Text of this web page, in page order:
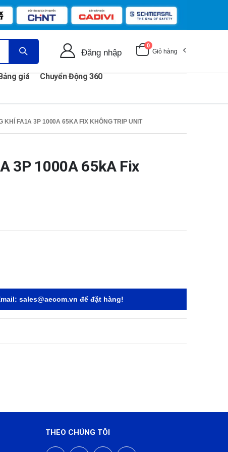
Đăng nhập
0
Giỏ hàng
giá Chuyển Động 360
KHÍ FA1A 3P 1000A 65KA FIX KHÔNG TRIP UNIT
3P 1000A 65kA Fix
sales@aecom.vn để đặt hàng!
THEO CHÚNG TÔI